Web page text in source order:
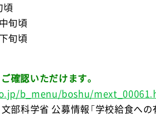
頃
旬頃
旬頃
確認いただけます。
b_menu/boshu/
部科学省 公募情報「学校給食へ